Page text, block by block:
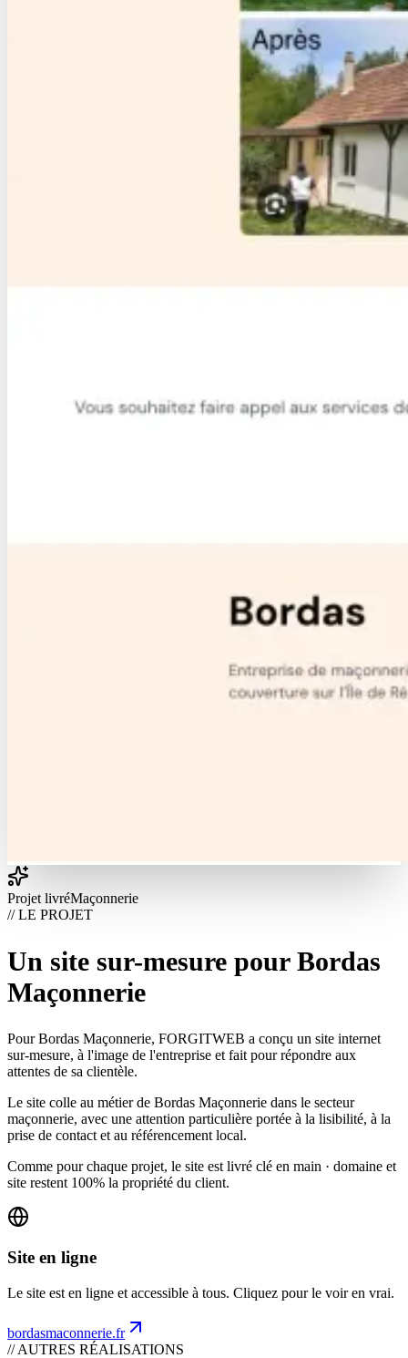
Projet livréMaçonnerie
// LE PROJET
Un site sur-mesure pour Bordas
Maçonnerie
Pour Bordas Maçonnerie, FORGITWEB a conçu un site internet
sur-mesure, à l'image de l'entreprise et fait pour répondre aux
attentes de sa clientèle.
Le site colle au métier de Bordas Maçonnerie dans le secteur
maçonnerie, avec une attention particulière portée à la lisibilité, à la
prise de contact et au référencement local.
Comme pour chaque projet, le site est livré clé en main · domaine et
site restent 100% la propriété du client.
Site en ligne
Le site est en ligne et accessible à tous. Cliquez pour le voir en vrai.
bordasmaconnerie.fr
// AUTRES RÉALISATIONS